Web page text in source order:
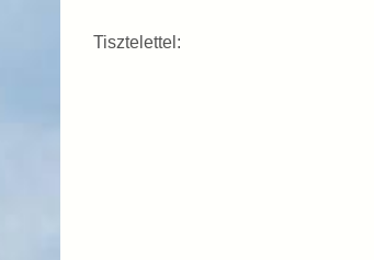
Tisztelettel: